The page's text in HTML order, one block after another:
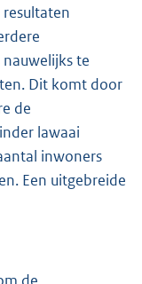
te
Dit komt door
de
lawaai
inwoners
Een uitgebreide